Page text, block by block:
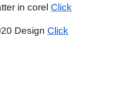
in corel Click
Design Click